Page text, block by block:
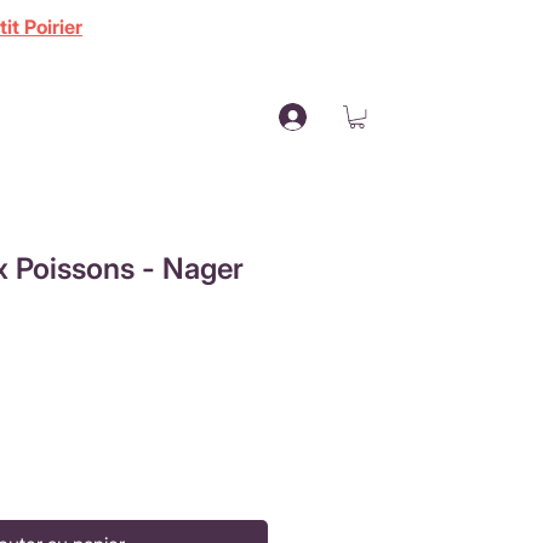
Poirier
Poissons - Nager